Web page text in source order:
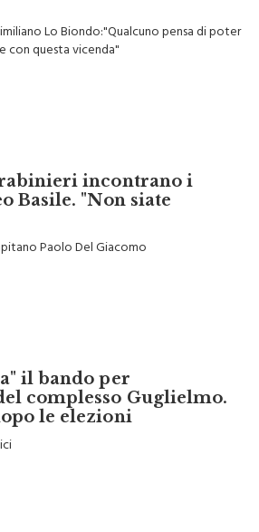
Lo Biondo:"Qualcuno pensa di poter
con questa vicenda"
incontrano i
Basile. "Non siate
Paolo Del Giacomo
il bando per
complesso Guglielmo.
le elezioni